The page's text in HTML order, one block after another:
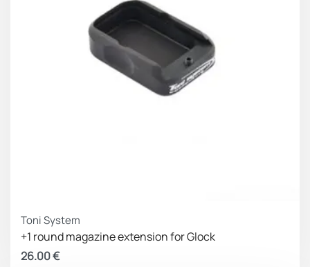
Toni System
+1 round magazine extension for Glock
26.00€